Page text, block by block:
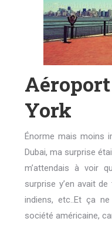
York
Énorme mais moins
Dubai, ma surprise
m’attendais à voir
surprise y’en avait
indiens, etc..Et ça
société américaine,